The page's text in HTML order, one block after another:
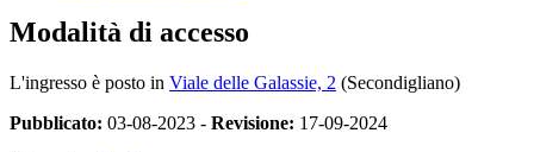
Modalità di accesso
L'ingresso è posto in Viale delle Galassie, 2 (Secondigliano)
Pubblicato: 03-08-2023 - Revisione: 17-09-2024